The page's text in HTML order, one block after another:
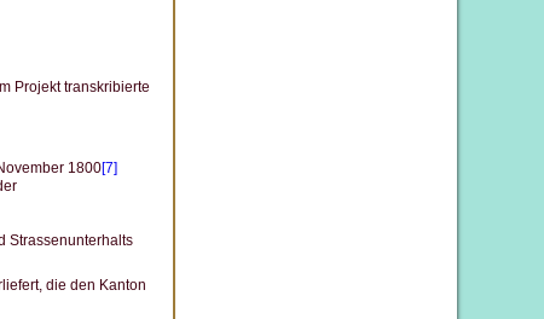
Projekt transkribierte
1800[7]
Strassenunterhalts
die den Kanton